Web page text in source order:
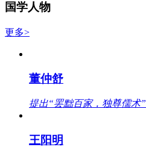
国学人物
更多>
董仲舒
提出“罢黜百家，独尊儒术
王阳明